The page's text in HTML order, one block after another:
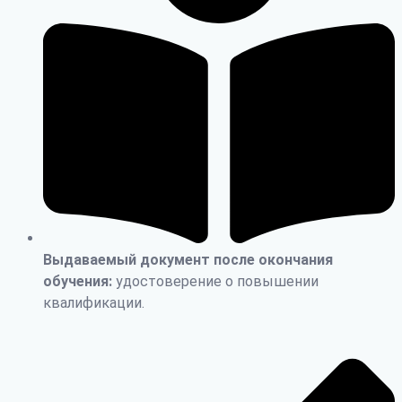
Выдаваемый документ после окончания
обучения: удостоверение о повышении
квалификации.